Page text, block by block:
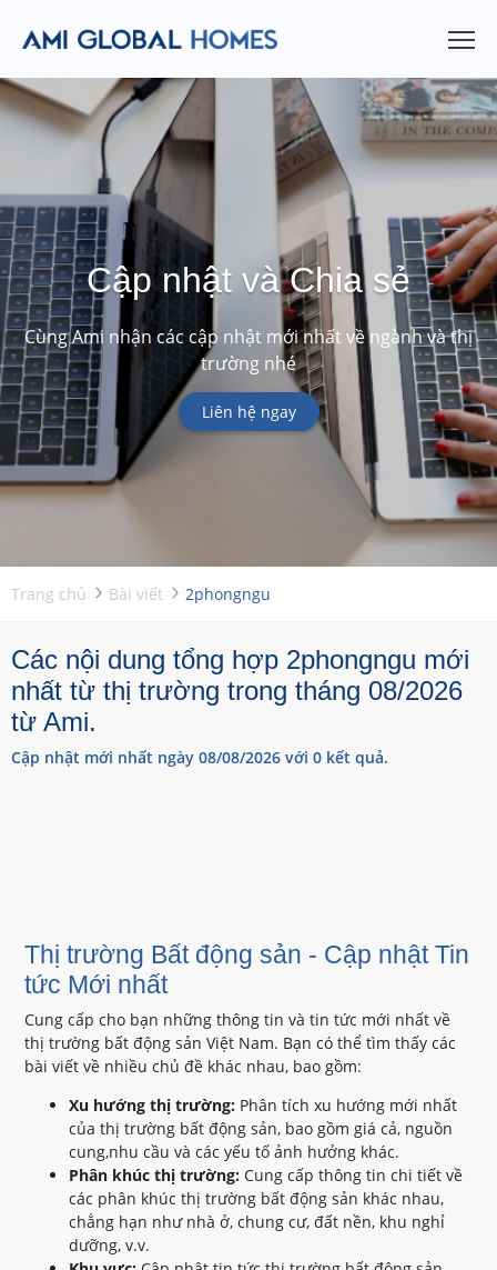
Cập nhật và Chia sẻ
Cùng Ami nhận các cập nhật mới nhất về ngành và thị
trường nhé
Liên hệ ngay
Trang chủ Bài viết 2phongngu
Các nội dung tổng hợp 2phongngu mới
nhất từ thị trường trong tháng 08/2026
từ Ami.
Cập nhật mới nhất ngày 08/08/2026 với 0 kết quả.
Thị trường Bất động sản - Cập nhật Tin
tức Mới nhất
Cung cấp cho bạn những thông tin và tin tức mới nhất về
thị trường bất động sản Việt Nam. Bạn có thể tìm thấy các
bài viết về nhiều chủ đề khác nhau, bao gồm:
Xu hướng thị trường: Phân tích xu hướng mới nhất
của thị trường bất động sản, bao gồm giá cả, nguồn
cung,nhu cầu và các yếu tố ảnh hưởng khác.
Phân khúc thị trường: Cung cấp thông tin chi tiết về
các phân khúc thị trường bất động sản khác nhau,
chẳng hạn như nhà ở, chung cư, đất nền, khu nghỉ
dưỡng, v.v.